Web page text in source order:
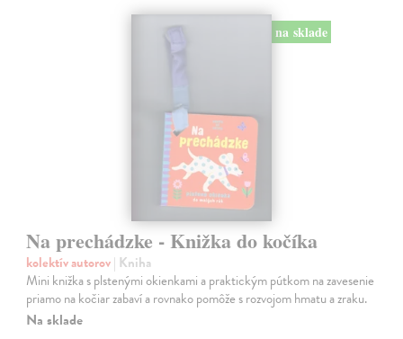
na sklade
Na prechádzke - Knižka do kočíka
kolektív autorov| Kniha
Mini knižka s plstenými okienkami a praktickým pútkom na zavesenie
priamo na kočiar zabaví a rovnako pomôže s rozvojom hmatu a zraku.
Na sklade